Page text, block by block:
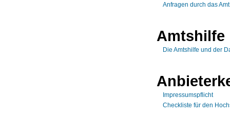
Anfragen durch das
Amtshilfe
Die Amtshilfe und der
Impressumspflicht
Checkliste für den